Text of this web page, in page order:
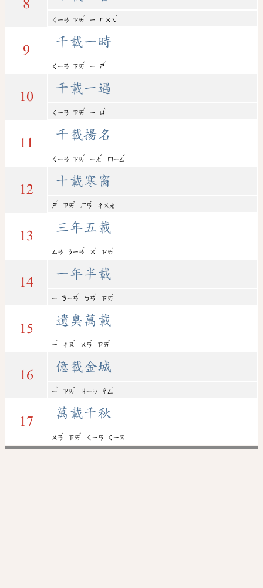
8
ㄑㄧㄢ ㄗㄞ
ˇ
ㄧ ㄏㄨㄟ
ˋ
9
千載一時
ㄑㄧㄢ ㄗㄞ
ˇ
ㄧ ㄕ
ˊ
10
千載一遇
ㄑㄧㄢ ㄗㄞ
ˇ
ㄧ ㄩ
ˋ
11
千載揚名
ㄑㄧㄢ ㄗㄞ
ˇ
ㄧㄤ
ˊ
ㄇㄧㄥ
ˊ
12
十載寒窗
ㄕ
ˊ
ㄗㄞ
ˇ
ㄏㄢ
ˊ
ㄔㄨㄤ
13
三年五載
ㄙㄢ ㄋㄧㄢ
ˊ
ㄨ
ˇ
ㄗㄞ
ˇ
14
一年半載
ㄧ ㄋㄧㄢ
ˊ
ㄅㄢ
ˋ
ㄗㄞ
ˇ
15
遺臭萬載
ㄧ
ˊ
ㄔㄡ
ˋ
ㄨㄢ
ˋ
ㄗㄞ
ˇ
16
億載金城
ㄧ
ˋ
ㄗㄞ
ˇ
ㄐㄧㄣ ㄔㄥ
ˊ
17
萬載千秋
ㄨㄢ
ˋ
ㄗㄞ
ˇ
ㄑㄧㄢ ㄑㄧㄡ